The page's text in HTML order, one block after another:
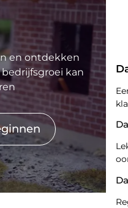
en ontdekken
kan